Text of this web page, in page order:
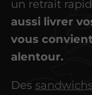
un retrait
aussi livrer
vous
alentour.
Des